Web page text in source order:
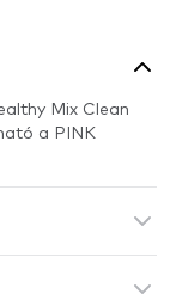
Mix Clean
a PINK